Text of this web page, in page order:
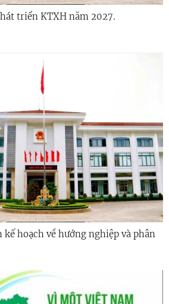
triển KTXH năm 2027.
kế hoạch về hướng nghiệp và phân